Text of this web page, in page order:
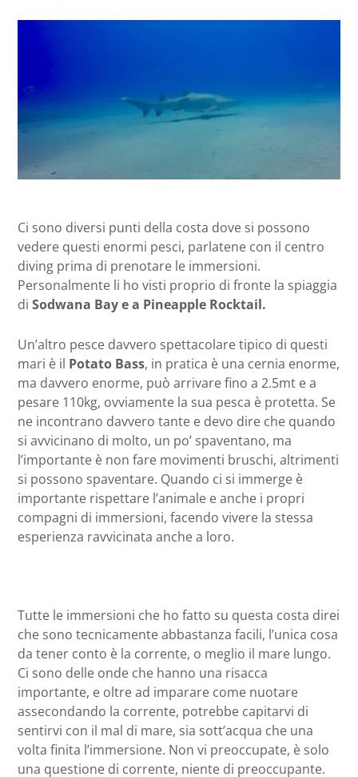
Ci sono diversi punti della costa dove si possono
vedere questi enormi pesci, parlatene con il centro
diving prima di prenotare le immersioni.
Personalmente li ho visti proprio di fronte la spiaggia
di Sodwana Bay e a Pineapple Rocktail.
Un’altro pesce davvero spettacolare tipico di questi
mari è il Potato Bass, in pratica è una cernia enorme,
ma davvero enorme, può arrivare fino a 2.5mt e a
pesare 110kg, ovviamente la sua pesca è protetta. Se
ne incontrano davvero tante e devo dire che quando
si avvicinano di molto, un po’ spaventano, ma
l’importante è non fare movimenti bruschi, altrimenti
si possono spaventare. Quando ci si immerge è
importante rispettare l’animale e anche i propri
compagni di immersioni, facendo vivere la stessa
esperienza ravvicinata anche a loro.
Tutte le immersioni che ho fatto su questa costa direi
che sono tecnicamente abbastanza facili, l’unica cosa
da tener conto è la corrente, o meglio il mare lungo.
Ci sono delle onde che hanno una risacca
importante, e oltre ad imparare come nuotare
assecondando la corrente, potrebbe capitarvi di
sentirvi con il mal di mare, sia sott’acqua che una
volta finita l’immersione. Non vi preoccupate, è solo
una questione di corrente, niente di preoccupante.